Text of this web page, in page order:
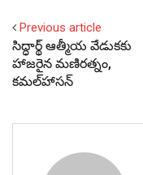
Previous article
సిద్ధార్థ్ ఆత్మీయ వేడుకకు
హాజరైన మణిరత్నం,
కమల్‌హాసన్